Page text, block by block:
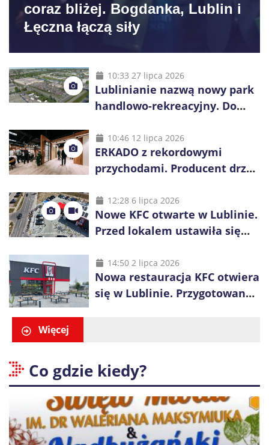
coraz bliżej. Bogdanka, Lublin i
Łęczna łączą siły
10:33 27 lipca 2026
Lublinianie nazwą nowy park
handlowo-rekreacyjny. Do
10:46 12 lipca 2026
ERKADO z rekordowymi
przychodami. Producent drzwi
inwestycje
12:28 6 lipca 2026
Nowe KFC otwarte w Lublinie.
Przed lokalem ustawiła się
14:50 2 lipca 2026
Nowa restauracja KFC otwiera
się w Lublinie. Przygotowano
Więcej
Co gdzie kiedy?